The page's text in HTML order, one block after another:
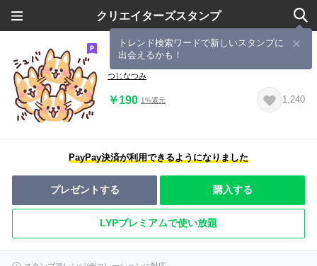
クリエイターズスタンプ
トレンド検索ワードで新しいスタンプに
出会えるかも！
まるまるコーギー9 ハイテンション！
つじなつみ
￥190 1%還元 1,240
PayPay決済が利用できるようになりました
プレゼントする 購入する
LYPプレミアムで使い放題